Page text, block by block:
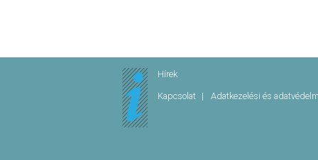
Hírek
Kapcsolat Adatkezelési és